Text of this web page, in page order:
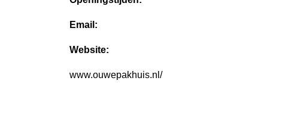
Email:
Website:
www.ouwepakhuis.nl/